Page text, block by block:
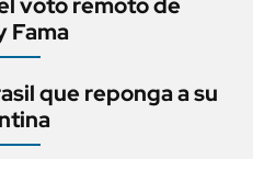
Fama
que reponga a su